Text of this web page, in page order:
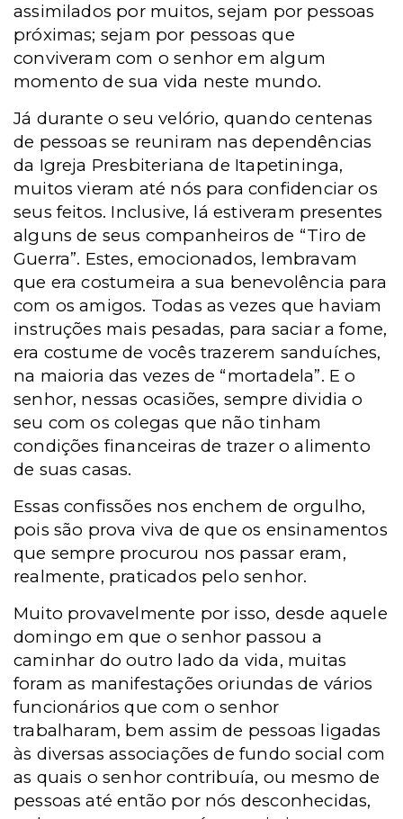
assimilados por muitos, sejam por pessoas
próximas; sejam por pessoas que
conviveram com o senhor em algum
momento de sua vida neste mundo.
Já durante o seu velório, quando centenas
de pessoas se reuniram nas dependências
da Igreja Presbiteriana de Itapetininga,
muitos vieram até nós para confidenciar os
seus feitos. Inclusive, lá estiveram presentes
alguns de seus companheiros de “Tiro de
Guerra”. Estes, emocionados, lembravam
que era costumeira a sua benevolência para
com os amigos. Todas as vezes que haviam
instruções mais pesadas, para saciar a fome,
era costume de vocês trazerem sanduíches,
na maioria das vezes de “mortadela”. E o
senhor, nessas ocasiões, sempre dividia o
seu com os colegas que não tinham
condições financeiras de trazer o alimento
de suas casas.
Essas confissões nos enchem de orgulho,
pois são prova viva de que os ensinamentos
que sempre procurou nos passar eram,
realmente, praticados pelo senhor.
Muito provavelmente por isso, desde aquele
domingo em que o senhor passou a
caminhar do outro lado da vida, muitas
foram as manifestações oriundas de vários
funcionários que com o senhor
trabalharam, bem assim de pessoas ligadas
às diversas associações de fundo social com
as quais o senhor contribuía, ou mesmo de
pessoas até então por nós desconhecidas,